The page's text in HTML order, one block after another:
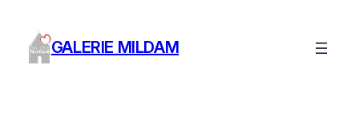
GALERIE MILDAM